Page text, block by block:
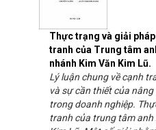
Thực trạng và giải
tranh của Trung tâm
nhánh Kim Văn Kim Lũ.
Lý luận chung về cạnh
và sự cần thiết của
trong doanh nghiệp.
tranh của trung tâm anh